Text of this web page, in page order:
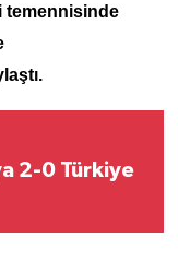
temennisinde
2-0 Türkiye